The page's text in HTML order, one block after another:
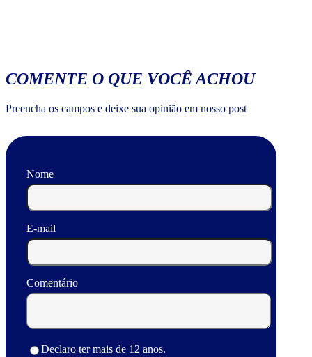
COMENTE O QUE VOCÊ ACHOU
Preencha os campos e deixe sua opinião em nosso post
Nome
E-mail
Comentário
Declaro ter mais de 12 anos.